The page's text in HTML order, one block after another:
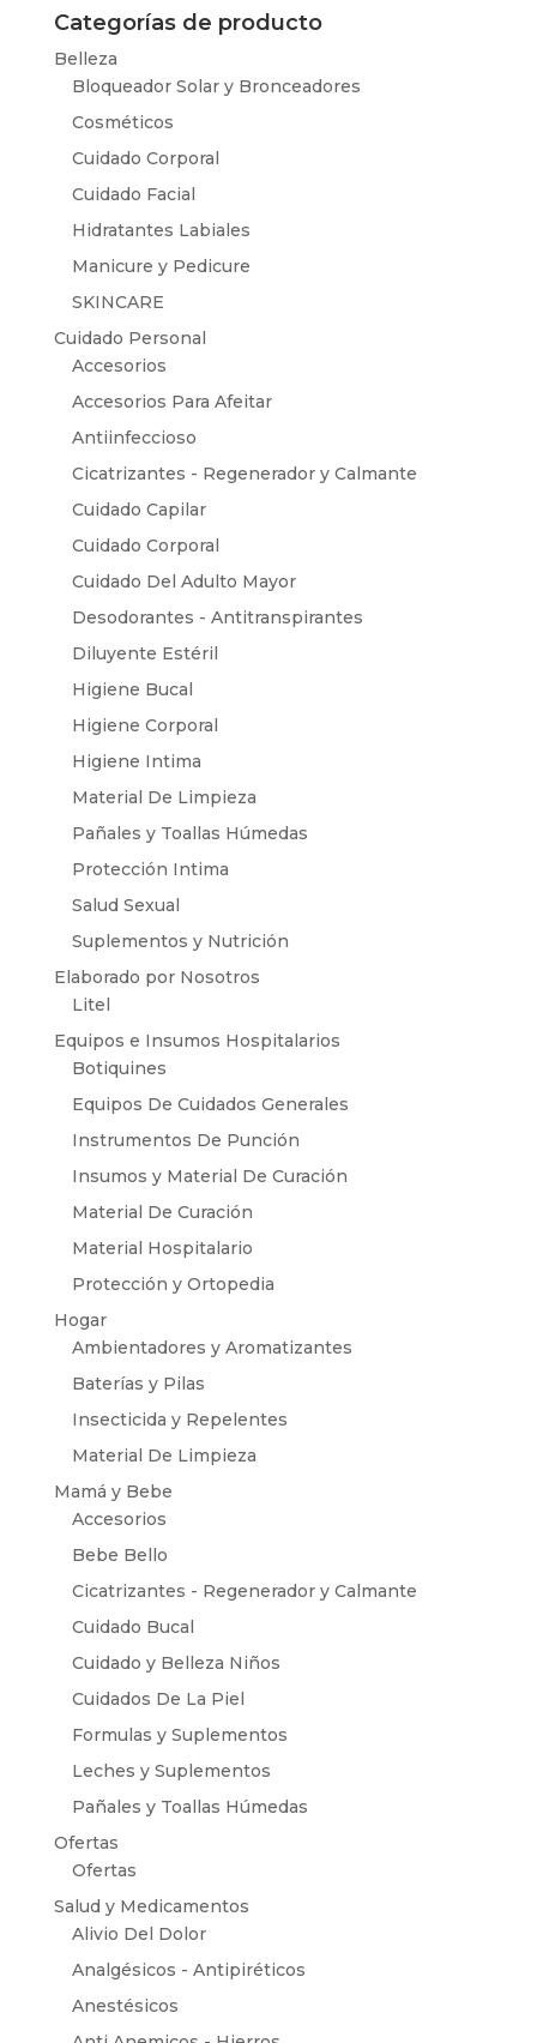
Categorías de producto
Belleza
Bloqueador Solar y Bronceadores
Cosméticos
Cuidado Corporal
Cuidado Facial
Hidratantes Labiales
Manicure y Pedicure
SKINCARE
Cuidado Personal
Accesorios
Accesorios Para Afeitar
Antiinfeccioso
Cicatrizantes - Regenerador y Calmante
Cuidado Capilar
Cuidado Corporal
Cuidado Del Adulto Mayor
Desodorantes - Antitranspirantes
Diluyente Estéril
Higiene Bucal
Higiene Corporal
Higiene Intima
Material De Limpieza
Pañales y Toallas Húmedas
Protección Intima
Salud Sexual
Suplementos y Nutrición
Elaborado por Nosotros
Litel
Equipos e Insumos Hospitalarios
Botiquines
Equipos De Cuidados Generales
Instrumentos De Punción
Insumos y Material De Curación
Material De Curación
Material Hospitalario
Protección y Ortopedia
Hogar
Ambientadores y Aromatizantes
Baterías y Pilas
Insecticida y Repelentes
Material De Limpieza
Mamá y Bebe
Accesorios
Bebe Bello
Cicatrizantes - Regenerador y Calmante
Cuidado Bucal
Cuidado y Belleza Niños
Cuidados De La Piel
Formulas y Suplementos
Leches y Suplementos
Pañales y Toallas Húmedas
Ofertas
Ofertas
Salud y Medicamentos
Alivio Del Dolor
Analgésicos - Antipiréticos
Anestésicos